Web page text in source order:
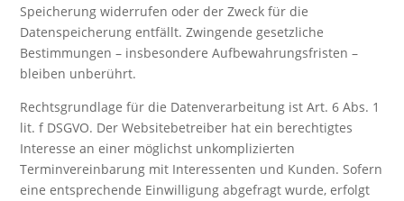
Speicherung widerrufen oder der Zweck für die
Datenspeicherung entfällt. Zwingende gesetzliche
Bestimmungen – insbesondere Aufbewahrungsfristen –
bleiben unberührt.
Rechtsgrundlage für die Datenverarbeitung ist Art. 6 Abs. 1
lit. f DSGVO. Der Websitebetreiber hat ein berechtigtes
Interesse an einer möglichst unkomplizierten
Terminvereinbarung mit Interessenten und Kunden. Sofern
eine entsprechende Einwilligung abgefragt wurde, erfolgt